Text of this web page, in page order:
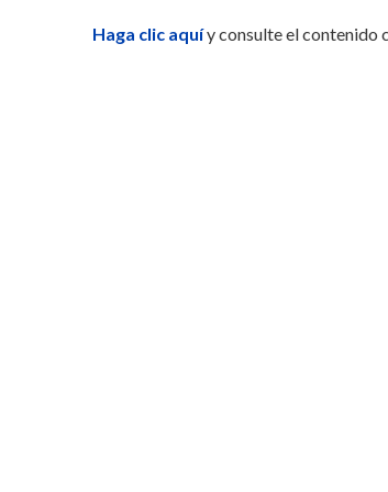
Haga clic aquíy consulte el contenido